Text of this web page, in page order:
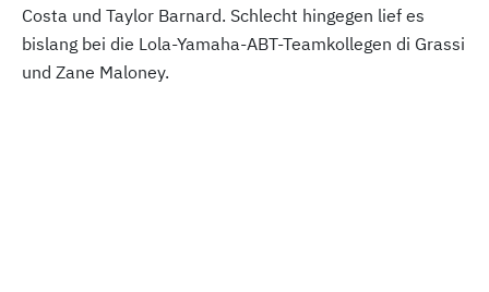
Costa und Taylor Barnard. Schlecht hingegen lief es
bislang bei die Lola-Yamaha-ABT-Teamkollegen di Grassi
und Zane Maloney.